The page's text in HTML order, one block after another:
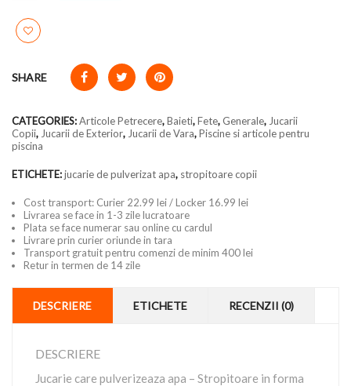
SHARE
CATEGORIES:Articole Petrecere,Baieti,Fete, Generale, Jucarii
Copii, Jucarii de Exterior, Jucarii de Vara,Piscine si articole pentru
piscina
ETICHETE:jucarie de pulverizat apa, stropitoare copii
Cost transport: Curier 22.99 lei / Locker 16.99 lei
Livrarea se face in 1-3 zile lucratoare
Plata se face numerar sau online cu cardul
Livrare prin curier oriunde in tara
Transport gratuit pentru comenzi de minim 400 lei
Retur in termen de 14 zile
DESCRIERE ETICHETE RECENZII (0)
DESCRIERE
Jucarie care pulverizeaza apa – Stropitoare in forma